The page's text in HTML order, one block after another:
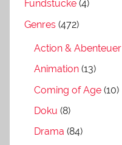
Fundstücke (4)
Genres (472)
Action & Abenteuer
Animation (13)
Coming of Age (10)
Doku (8)
Drama (84)